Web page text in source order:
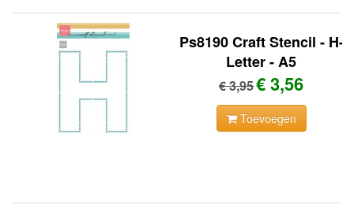
Ps8190 Craft Stencil - H-
Letter - A5
€ 3,95€ 3,56
Toevoegen